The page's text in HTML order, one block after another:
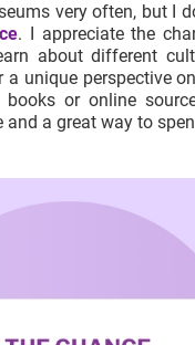
very often, but I
. I appreciate the
about different
a unique perspective
books or online
and a great way to